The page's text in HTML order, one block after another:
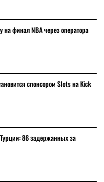
на финал NBA через оператора
спонсором Slots на Kick
86 задержанных за